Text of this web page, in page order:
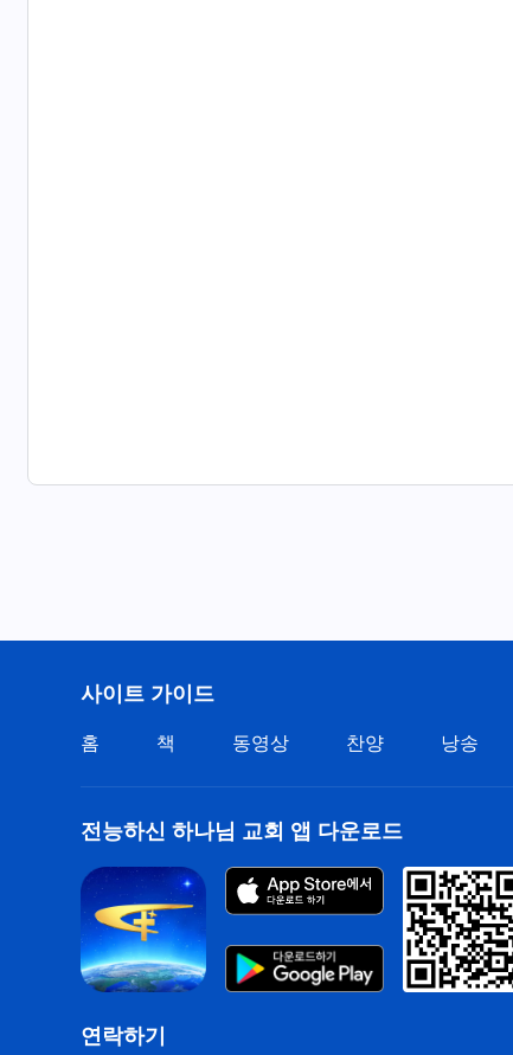
사이트 가이드
홈 책 동영상 찬양 낭송
전능하신 하나님 교회 앱 다운로드
연락하기